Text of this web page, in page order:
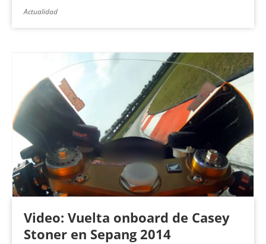
Actualidad
Video: Vuelta onboard de Casey
Stoner en Sepang 2014